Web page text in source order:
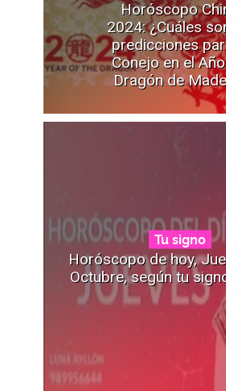
Horóscopo
2024: ¿Cuáles
predicciones
Conejo en el
Dragón de
Tu signo
Horóscopo de hoy,
Octubre, según tu